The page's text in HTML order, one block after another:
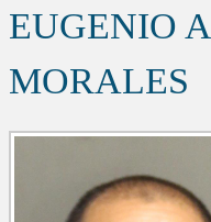
EUGENIO A
MORALES